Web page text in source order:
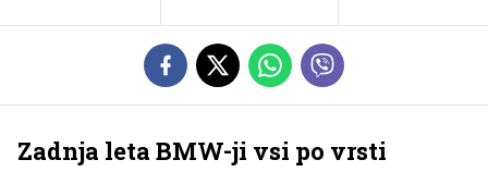
Zadnja leta BMW-ji vsi po vrsti